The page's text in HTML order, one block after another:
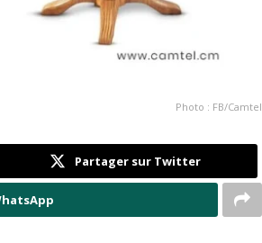
Photo : FB/Camtel
Partager sur Twitter